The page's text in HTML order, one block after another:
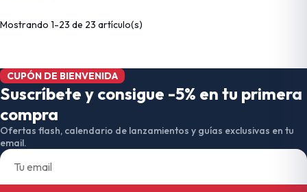
Mostrando 1-23 de 23 artículo(s)
CUPÓN DE BIENVENIDA
Suscríbete y consigue -5% en tu primera
compra
Ofertas flash, calendario de lanzamientos y guías exclusivas en tu
email.